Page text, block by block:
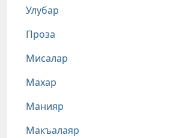
Улубар
Проза
Мисалар
Махар
Манияр
Макъалаяр